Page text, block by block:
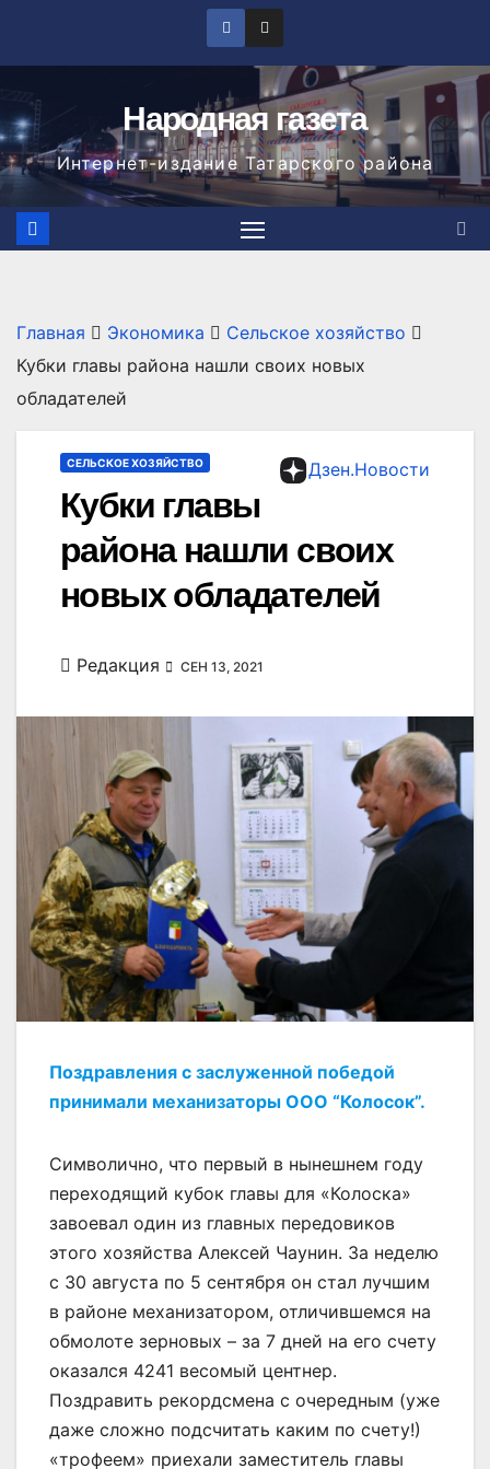
Народная газета
Интернет-издание Татарского района
Главная Экономика
Сельское хозяйство
Кубки главы района нашли своих новых
обладателей
Дзен.Новости
СЕЛЬСКОЕ ХОЗЯЙСТВО
Кубки главы
района нашли своих
новых обладателей
Редакция СЕН 13, 2021
Поздравления с заслуженной победой
принимали механизаторы ООО “Колосок”.
Символично, что первый в нынешнем году
переходящий кубок главы для «Колоска»
завоевал один из главных передовиков
этого хозяйства Алексей Чаунин. За неделю
с 30 августа по 5 сентября он стал лучшим
в районе механизатором, отличившемся на
обмолоте зерновых – за 7 дней на его счету
оказался 4241 весомый центнер.
Поздравить рекордсмена с очередным (уже
даже сложно подсчитать каким по счету!)
«трофеем» приехали заместитель главы